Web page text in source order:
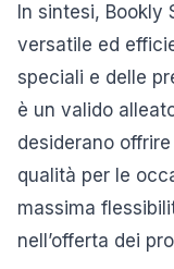
In sintesi, Bookly
versatile ed
speciali e delle
è un valido
desiderano
qualità per le
massima
nell’offerta dei